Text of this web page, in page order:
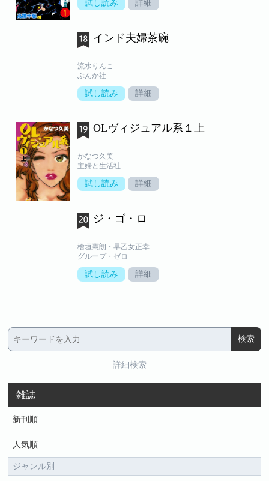
試し読み 詳細
インド夫婦茶碗
流水りんこ
ぶんか社
試し読み 詳細
OLヴィジュアル系１上
かなつ久美
主婦と生活社
試し読み 詳細
ジ・ゴ・ロ
檜垣憲朗・早乙女正幸
グループ・ゼロ
試し読み 詳細
詳細検索
雑誌
新刊順
人気順
ジャンル別